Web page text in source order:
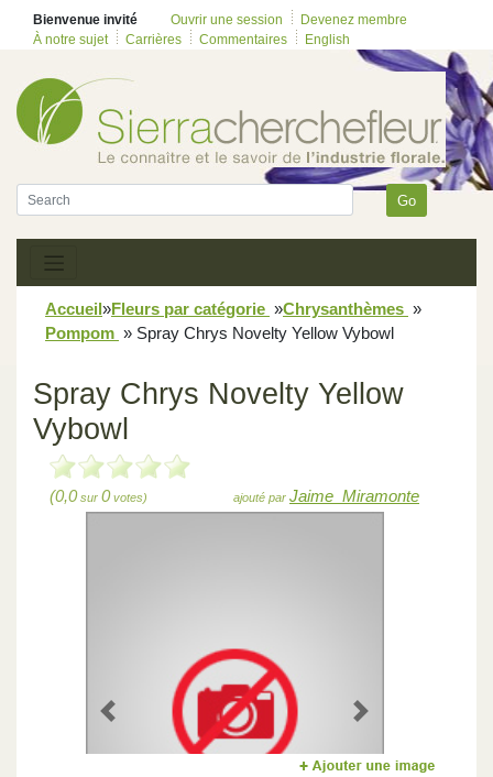
Bienvenue invité Ouvrir une session
Devenez membre
À notre sujet
Carrières Commentaires English
Go
Accueil»Fleurs par catégorie »Chrysanthèmes »
Pompom » Spray Chrys Novelty Yellow Vybowl
Spray Chrys Novelty Yellow
Vybowl
(0,0sur 0votes) ajouté par Jaime_Miramonte
Previous Next